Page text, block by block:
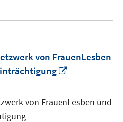
von FrauenLesben
öffnen
von FrauenLesben und